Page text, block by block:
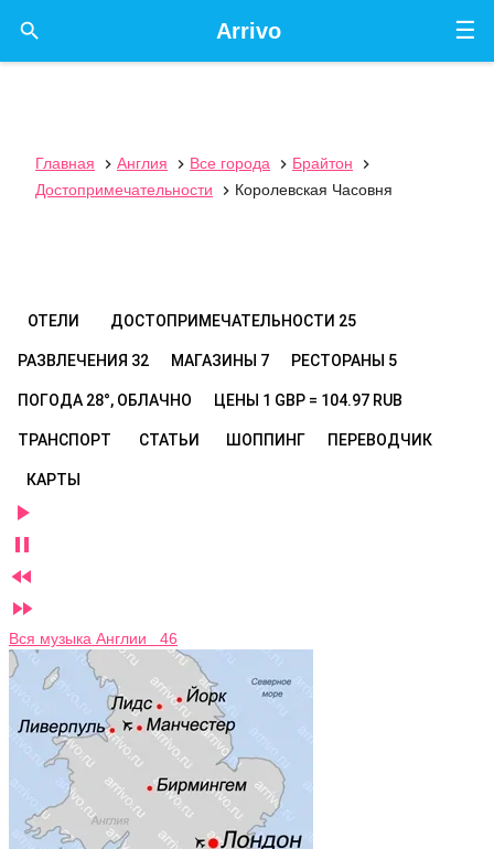
☰
Arrivo

Главная  Англия  Все города  Брайтон

Достопримечательности
 Королевская Часовня
ОТЕЛИ ДОСТОПРИМЕЧАТЕЛЬНОСТИ 25
РАЗВЛЕЧЕНИЯ 32 МАГАЗИНЫ 7 РЕСТОРАНЫ 5
ПОГОДА 28°, ОБЛАЧНО ЦЕНЫ 1 GBP = 104.97 RUB
ТРАНСПОРТ СТАТЬИ ШОППИНГ ПЕРЕВОДЧИК
КАРТЫ




Вся музыка Англии 46